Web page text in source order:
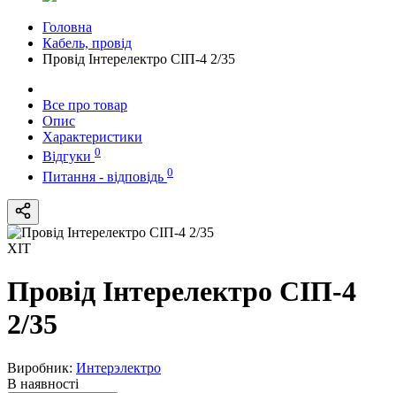
Головна
Кабель, провід
Провід Інтерелектро СІП-4 2/35
Все про товар
Опис
Характеристики
Відгуки 0
Питання - відповідь 0
ХІТ
Провід Інтерелектро СІП-4
2/35
Виробник: Интерэлектро
В наявності